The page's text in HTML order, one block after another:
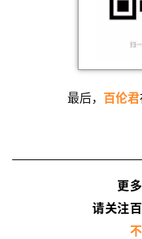
最后， 百伦君
更
请关注